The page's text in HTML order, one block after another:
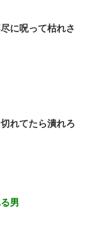
に呪って枯れさ
れてたら潰れろ
男